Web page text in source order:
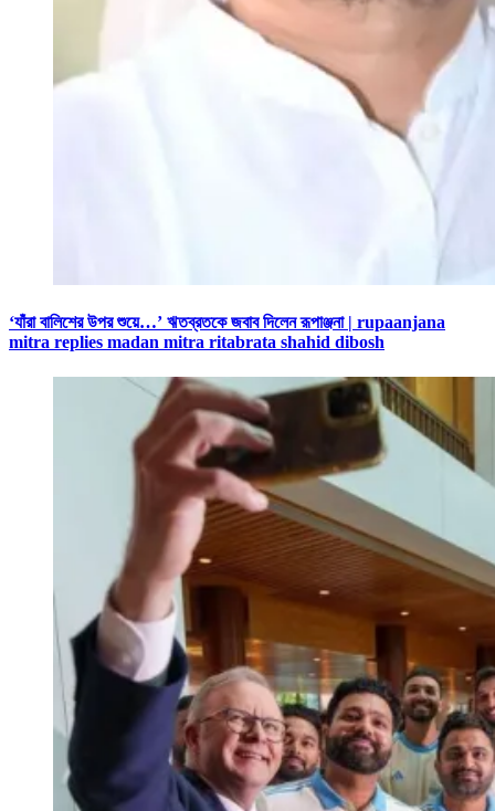
‘যাঁরা বালিশের উপর শুয়ে…’ ঋতব্রতকে জবাব দিলেন রূপাঞ্জনা | rupaanjana
mitra replies madan mitra ritabrata shahid dibosh